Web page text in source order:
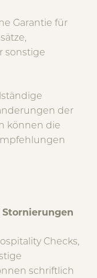
Garantie für
sonstige
der
können die
Checks,
schriftlich